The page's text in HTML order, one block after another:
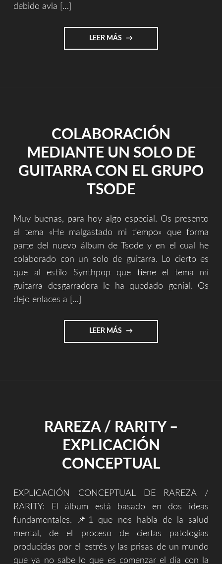
debido avla […]
LEER MÁS "VIDEOCLIP
OFICIAL
COLABORACIÓN
MEDIANTE UN SOLO DE
GUITARRA CON EL GRUPO
TSODE
Muy buenas, para hoy algo especial. Os presento
el tema «He malgastado mi tiempo» que forma
parte del nuevo álbum de Tsode y en el cual he
colaborado con un solo de guitarra. Lo cierto es
que al estilo Synthpop que tiene el tema mí
guitarra desgarradora le ha quedado genial. Os
dejo enlaces a […]
LEER MÁS "COLABORACIÓN
MEDIANTE
TSODE"
RAREZA / RARITY –
EXPLICACIÓN
CONCEPTUAL
EXPLICACIÓN CONCEPTUAL DE RAREZA /
RARITY: El álbum está basado en dos ideas
fundamentales. 📌1 que nos habla de la salud
mental, de el proceso de ciertas patologías
producidas por el estrés y las prisas de un mundo
que ya no sabe lo que es comenzar el día con la